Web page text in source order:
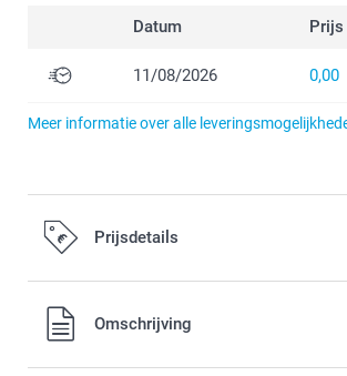
Datum Prijs
11/08/2026 0,00
Meer informatie over alle
Prijsdetails
Alle prijzen zijn inclusief BTW
Omschrijving